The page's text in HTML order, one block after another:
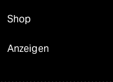
Shop
Anzeigen